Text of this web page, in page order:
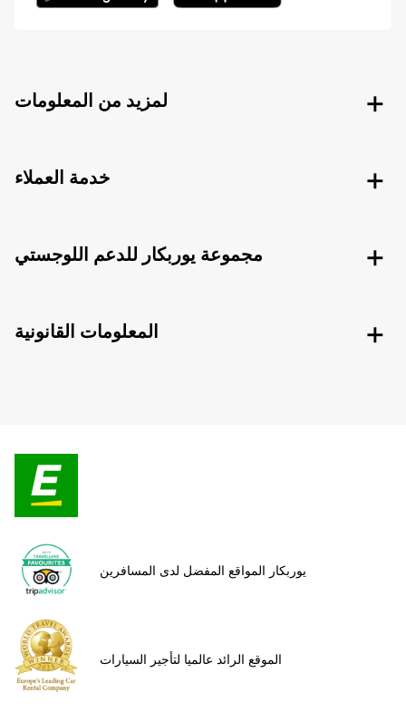
لمزيد من المعلومات
خدمة العملاء
مجموعة يوربكار للدعم اللوجستي
المعلومات القانونية
يوربكار المواقع المفضل لدى المسافرين
الموقع الرائد عالميا لتأجير السيارات